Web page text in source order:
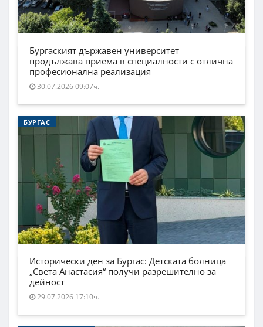
Бургаският държавен университет
продължава приема в специалности с отлична
професионална реализация
30.07.2026 09:07ч.
БУРГАС
Исторически ден за Бургас: Детската болница
„Света Анастасия“ получи разрешително за
дейност
29.07.2026 17:10ч.